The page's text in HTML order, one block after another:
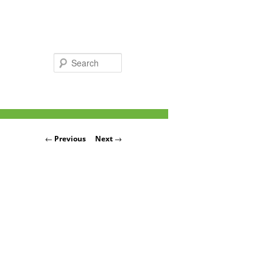
Post navigation
← Previous Next →